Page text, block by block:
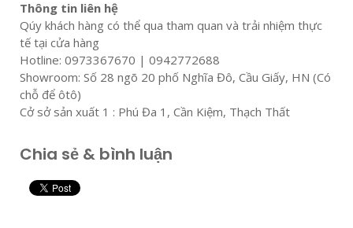
Thông tin liên hệ
Qúy khách hàng có thể qua tham quan và trải nhiệm thực
tế tại cửa hàng
Hotline: 0973367670 | 0942772688
Showroom: Số 28 ngõ 20 phố Nghĩa Đô, Cầu Giấy, HN (Có
chỗ để ôtô)
Cở sở sản xuất 1 : Phú Đa 1, Cần Kiệm, Thạch Thất
Chia sẻ & bình luận